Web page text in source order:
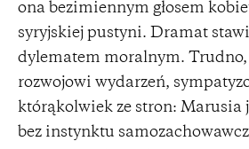
ona bezimiennym głosem
syryjskiej pustyni. Dramat
dylematem moralnym. Trudno,
rozwojowi wydarzeń,
którąkolwiek ze stron: Marusia
bez instynktu